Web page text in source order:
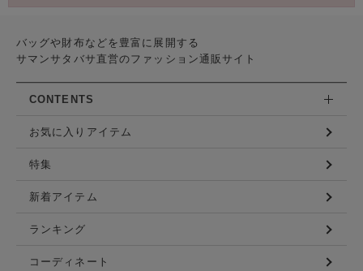
バッグや財布などを豊富に展開する
サマンサタバサ直営のファッション通販サイト
CONTENTS
お気に入りアイテム
特集
新着アイテム
ランキング
コーディネート